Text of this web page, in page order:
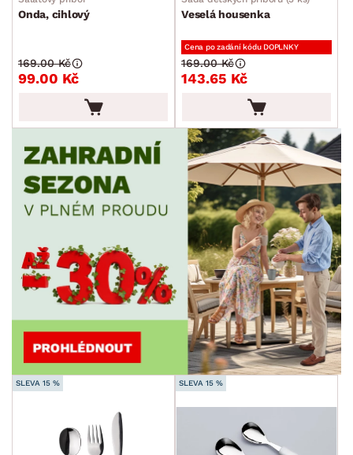
Onda, cihlový
99.00 Kč
169.00 Kč
Veselá housenka
Cena po zadání kódu DOPLNKY
143.65 Kč
169.00 Kč
SLEVA 15 % SLEVA 15 %